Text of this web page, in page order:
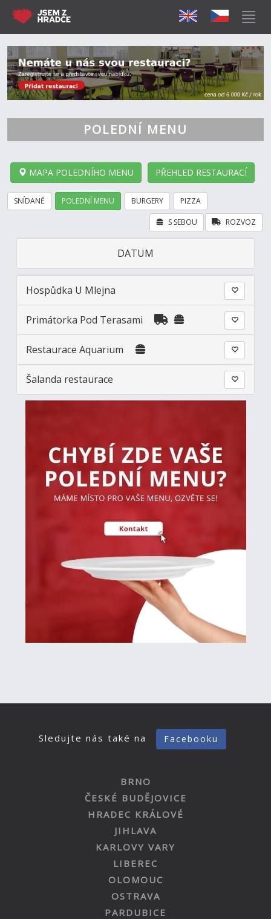
POLEDNÍ MENU
MAPA POLEDNÍHO MENU PŘEHLED RESTAURACÍ
SNÍDANĚ POLEDNÍ MENU BURGERY PIZZA
ROZVOZ
S SEBOU
DATUM
Hospůdka U Mlejna
Primátorka Pod Terasami
Restaurace Aquarium
Šalanda restaurace
Sledujte nás také na Facebooku
BRNO
ČESKÉ BUDĚJOVICE
HRADEC KRÁLOVÉ
JIHLAVA
KARLOVY VARY
LIBEREC
OLOMOUC
OSTRAVA
PARDUBICE